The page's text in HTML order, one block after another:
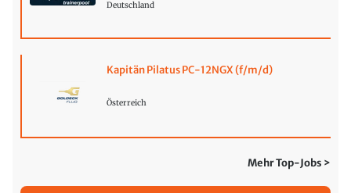
Deutschland
Kapitän Pilatus PC-12NGX (f/m/d)
Österreich
Mehr Top-Jobs >